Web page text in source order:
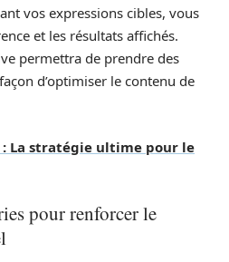
vos expressions cibles, vous
et les résultats affichés.
permettra de prendre des
d’optimiser le contenu de
: La stratégie ultime pour le
pour renforcer le